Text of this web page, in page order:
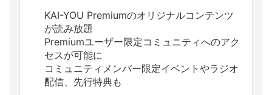
KAI-YOU Premiumのオリジナルコンテンツ
が読み放題
Premiumユーザー限定コミュニティへのアク
セスが可能に
コミュニティメンバー限定イベントやラジオ
配信、先行特典も